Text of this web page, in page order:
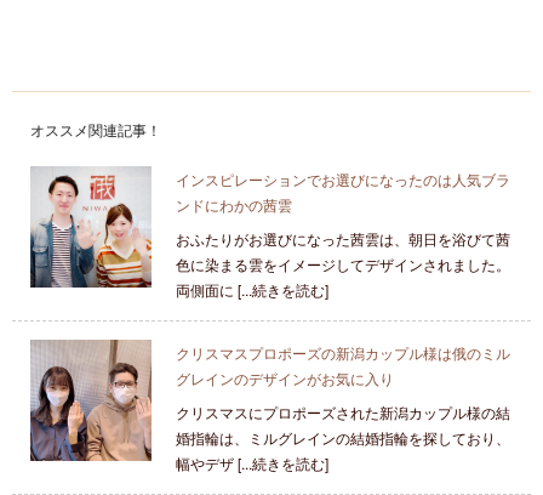
オススメ関連記事！
インスピレーションでお選びになったのは人気ブラ
ンドにわかの茜雲
おふたりがお選びになった茜雲は、朝日を浴びて茜
色に染まる雲をイメージしてデザインされました。
両側面に [...続きを読む]
クリスマスプロポーズの新潟カップル様は俄のミル
グレインのデザインがお気に入り
クリスマスにプロポーズされた新潟カップル様の結
婚指輪は、ミルグレインの結婚指輪を探しており、
幅やデザ [...続きを読む]